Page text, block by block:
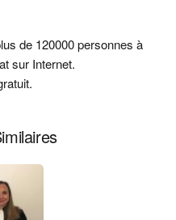
de 120000 personnes à
sur Internet.